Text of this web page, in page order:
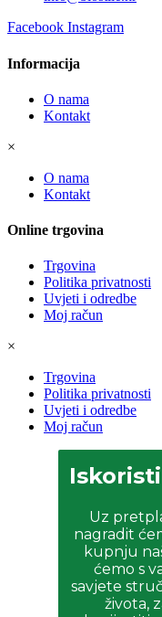
Facebook Instagram
Informacija
O nama
Kontakt
×
O nama
Kontakt
Online trgovina
Trgovina
Politika privatnosti
Uvjeti i odredbe
Moj račun
×
Trgovina
Politika privatnosti
Uvjeti i odredbe
Moj račun
Uz
nagradit
kupnju
ćemo s
savjete
života,